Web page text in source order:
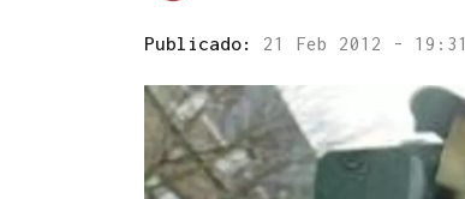
Publicado: 21 Feb 2012 - 19:31